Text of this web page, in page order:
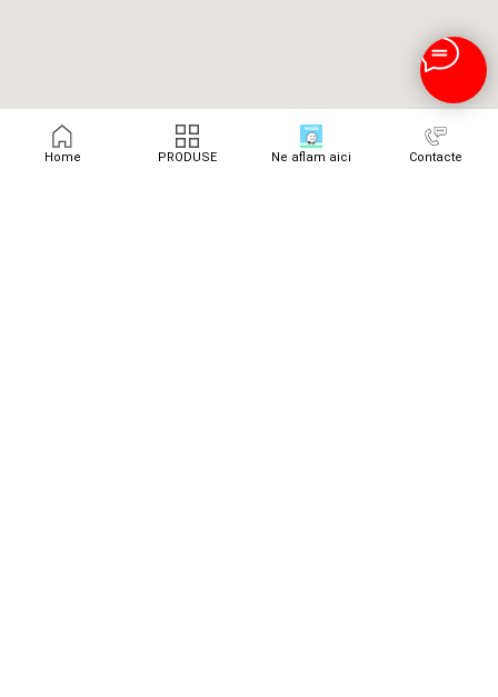
Home PRODUSE Ne aflam aici Contacte